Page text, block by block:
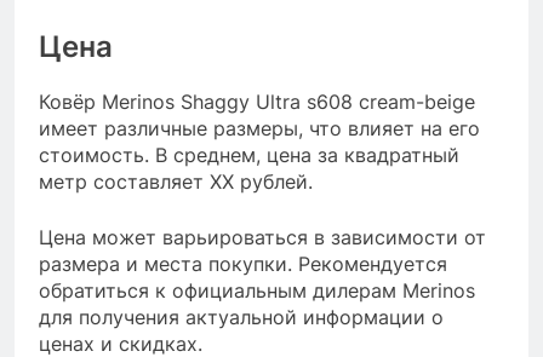
Цена
Ковёр Merinos Shaggy Ultra s608 cream-beige
имеет различные размеры, что влияет на его
стоимость. В среднем, цена за квадратный
метр составляет XX рублей.
Цена может варьироваться в зависимости от
размера и места покупки. Рекомендуется
обратиться к официальным дилерам Merinos
для получения актуальной информации о
ценах и скидках.